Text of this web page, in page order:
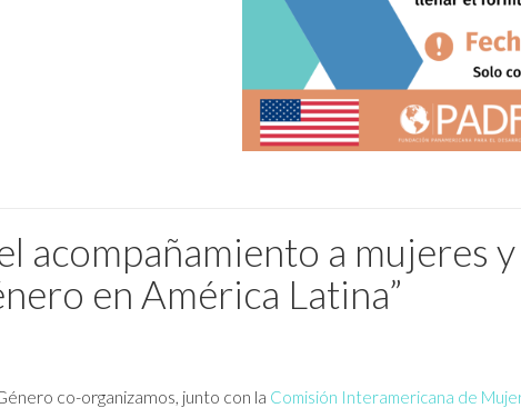
acompañamiento a mujeres
en América Latina”
co-organizamos, junto con la Comisión Interamericana de